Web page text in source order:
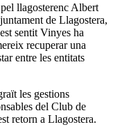
llagosterenc Albert
de Llagostera,
sentit Vinyes ha
recuperar una
entre les entitats
les gestions
del Club de
retorn a Llagostera.